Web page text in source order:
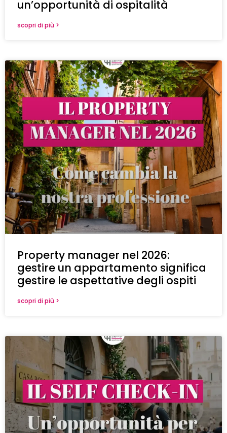
un’opportunità di ospitalità
scopri di più >
Property manager nel 2026:
gestire un appartamento significa
gestire le aspettative degli ospiti
scopri di più >